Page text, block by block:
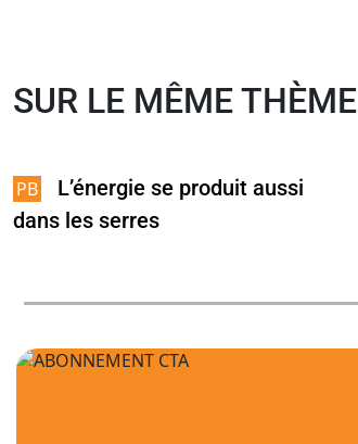
SUR LE MÊME THÈME
L’énergie se produit aussi
dans les serres